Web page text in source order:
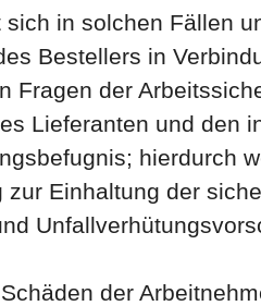
sich in solchen Fällen
Bestellers in
Fragen der
Lieferanten und den
hierdurch
zur Einhaltung der
der